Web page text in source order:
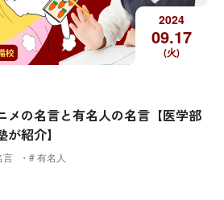
2024
09.17
(火)
メの名言と有名人の名言【医学部
紹介】
言 # 有名人